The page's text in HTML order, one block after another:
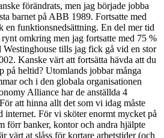
förändrats, men jag började jobba
barnet på ABB 1989. Fortsatte med
en funktionsnedsättning. En del mer tid
omkring men jag fortsatte med 75 %
tills jag fick gå vid en stor
Kanske värt att fortsätta hävda att du
på heltid? Utomlands jobbar många
och i den globala organisationen
Alliance har de anställda 4
att hinna allt det som vi idag måste
internet. För vi sköter enormt mycket på
förr banker, kontor och andra hjälpte
värt at slåss för kortare arbetstider (och